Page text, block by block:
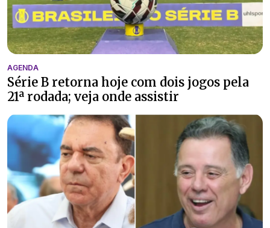
AGENDA
Série B retorna hoje com dois jogos pela
21ª rodada; veja onde assistir